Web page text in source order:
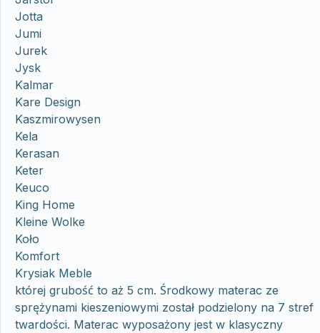
Jotta
Jumi
Jurek
Jysk
Kalmar
Kare Design
Kaszmirowysen
Kela
Kerasan
Keter
Keuco
King Home
Kleine Wolke
Koło
Komfort
Krysiak Meble
której grubość to aż 5 cm. Środkowy materac ze
sprężynami kieszeniowymi został podzielony na 7 stref
twardości. Materac wyposażony jest w klasyczny